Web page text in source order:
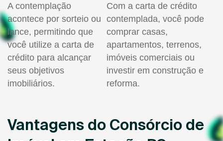
A contemplação
acontece por sorteio ou
lance, permitindo que
você utilize a carta de
crédito para alcançar
seus objetivos
imobiliários.
Com a carta de crédito
contemplada, você pode
comprar casas,
apartamentos, terrenos,
imóveis comerciais ou
investir em construção e
reforma.
Vantagens do Consórcio de